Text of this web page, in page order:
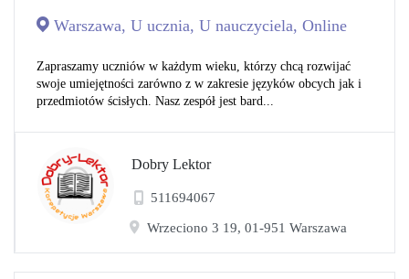
Warszawa, U ucznia, U nauczyciela, Online
Zapraszamy uczniów w każdym wieku, którzy chcą rozwijać
swoje umiejętności zarówno z w zakresie języków obcych jak i
przedmiotów ścisłych. Nasz zespół jest bard...
Dobry Lektor
511694067
Wrzeciono 3 19, 01-951 Warszawa